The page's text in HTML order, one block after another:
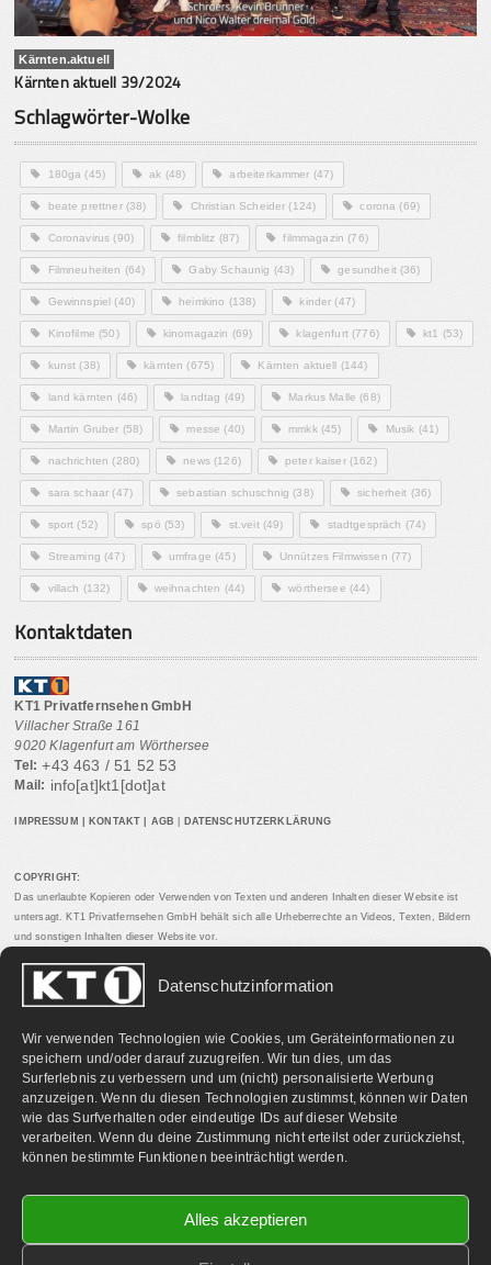
Datenschutzinformation
Wir verwenden Technologien wie Cookies, um Geräteinformationen zu
speichern und/oder darauf zuzugreifen. Wir tun dies, um das
Surferlebnis zu verbessern und um (nicht) personalisierte Werbung
anzuzeigen. Wenn du diesen Technologien zustimmst, können wir Daten
wie das Surfverhalten oder eindeutige IDs auf dieser Website
verarbeiten. Wenn du deine Zustimmung nicht erteilst oder zurückziehst,
können bestimmte Funktionen beeinträchtigt werden.
Alles akzeptieren
Kärnten.aktuell
Kärnten aktuell 39/2024
Schlagwörter-Wolke
180ga (45) ak (48) arbeiterkammer (47)
beate prettner(38) Christian Scheider (124) corona (69)
Coronavirus (90) filmblitz (87) filmmagazin (76)
Filmneuheiten (64) Gaby Schaunig (43) gesundheit(36)
Gewinnspiel (40) heimkino (138) kinder (47)
Kinofilme (50) kinomagazin (69) klagenfurt(776) kt1 (53)
kunst (38) kärnten (675) Kärnten aktuell (144)
land kärnten (46) landtag (49) Markus Malle (68)
Martin Gruber (58) messe (40) mmkk(45) Musik (41)
nachrichten (280) news(126) peter kaiser(162)
sara schaar (47) sebastian schuschnig (38) sicherheit (36)
sport (52) spö (53) st.veit(49) stadtgespräch (74)
Streaming (47) umfrage (45) Unnützes Filmwissen (77)
villach (132) weihnachten (44) wörthersee (44)
Kontaktdaten
KT1 Privatfernsehen GmbH
Villacher Straße 161
9020 Klagenfurt am Wörthersee
Tel: +43 463 / 51 52 53
Mail: info[at]kt1[dot]at
IMPRESSUM KONTAKT AGB DATENSCHUTZERKLÄRUNG
COPYRIGHT:
Das unerlaubte Kopieren oder Verwenden von Texten und anderen Inhalten dieser Website ist
untersagt. KT1 Privatfernsehen GmbH behält sich alle Urheberrechte an Videos, Texten, Bildern
und sonstigen Inhalten dieser Website vor.
PARTNERLINKS: